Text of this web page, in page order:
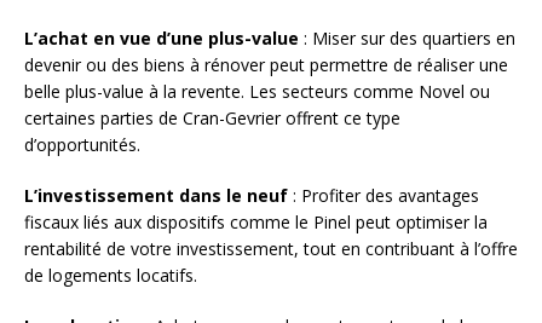
L’achat en vue d’une plus-value : Miser sur des quartiers en
devenir ou des biens à rénover peut permettre de réaliser une
belle plus-value à la revente. Les secteurs comme Novel ou
certaines parties de Cran-Gevrier offrent ce type
d’opportunités.
L’investissement dans le neuf : Profiter des avantages
fiscaux liés aux dispositifs comme le Pinel peut optimiser la
rentabilité de votre investissement, tout en contribuant à l’offre
de logements locatifs.